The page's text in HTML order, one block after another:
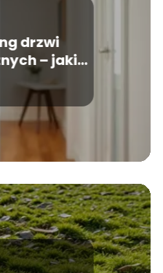
drzwi
– jakie
do